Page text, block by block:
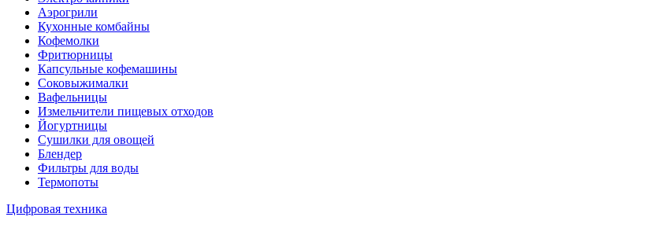
Аэрогрили
Кухонные комбайны
Кофемолки
Фритюрницы
Капсульные кофемашины
Соковыжималки
Вафельницы
Измельчители пищевых отходов
Йогуртницы
Сушилки для овощей
Блендер
Фильтры для воды
Термопоты
Цифровая техника